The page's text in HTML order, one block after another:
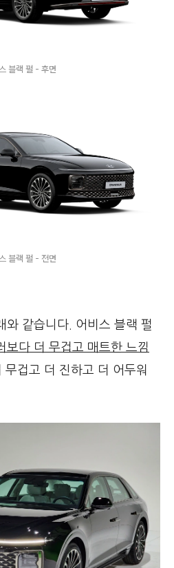
블랙 펄 - 후면
블랙 펄 - 전면
와 같습니다. 어비스 블랙 펄
보다 더 무겁고 매트한 느낌
겁고 더 진하고 더 어두워